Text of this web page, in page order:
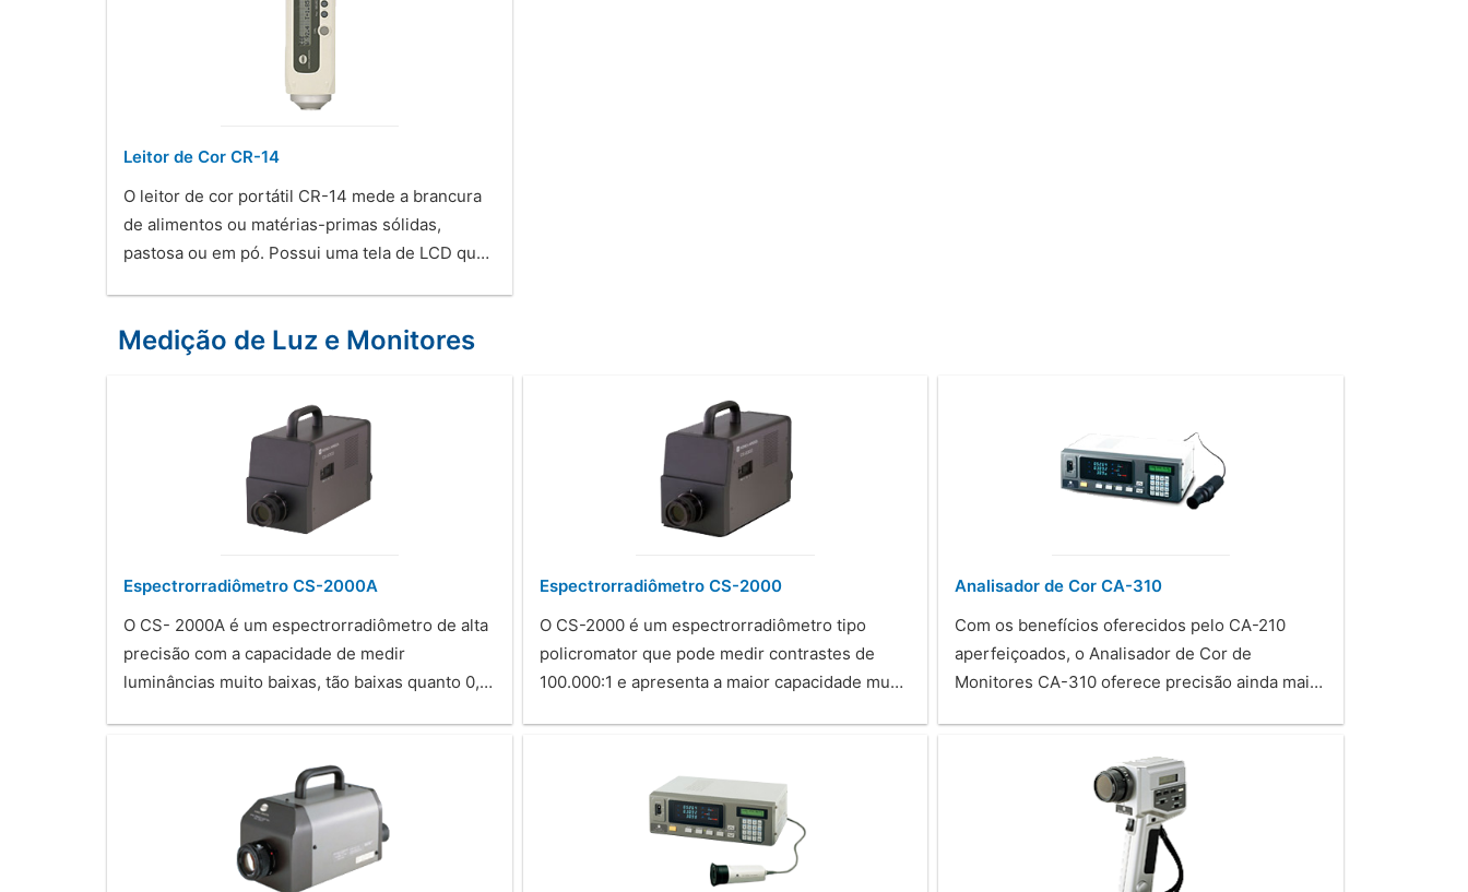
Leitor de Cor CR-14
O leitor de cor portátil CR-14 mede a brancura
de alimentos ou matérias-primas sólidas,
pastosa ou em pó. Possui uma tela de LCD qu…
Medição de Luz e Monitores
Espectrorradiômetro CS-2000A
O CS- 2000A é um espectrorradiômetro de alta
precisão com a capacidade de medir
luminâncias muito baixas, tão baixas quanto 0,…
Espectrorradiômetro CS-2000
O CS-2000 é um espectrorradiômetro tipo
policromator que pode medir contrastes de
100.000:1 e apresenta a maior capacidade mu…
Analisador de Cor CA-310
Com os benefícios oferecidos pelo CA-210
aperfeiçoados, o Analisador de Cor de
Monitores CA-310 oferece precisão ainda mai…